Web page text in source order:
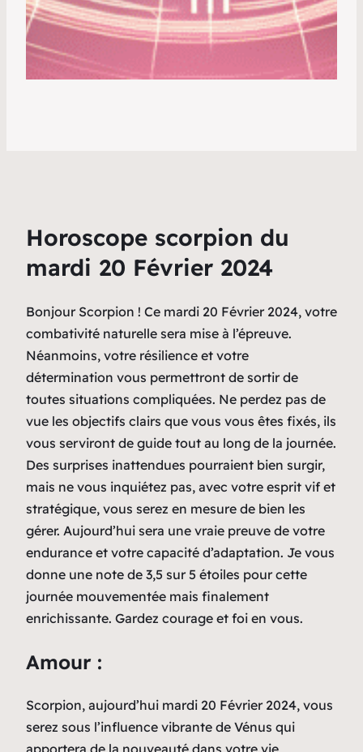
Horoscope scorpion du
mardi 20 Février 2024
Bonjour Scorpion ! Ce mardi 20 Février 2024, votre
combativité naturelle sera mise à l’épreuve.
Néanmoins, votre résilience et votre
détermination vous permettront de sortir de
toutes situations compliquées. Ne perdez pas de
vue les objectifs clairs que vous vous êtes fixés, ils
vous serviront de guide tout au long de la journée.
Des surprises inattendues pourraient bien surgir,
mais ne vous inquiétez pas, avec votre esprit vif et
stratégique, vous serez en mesure de bien les
gérer. Aujourd’hui sera une vraie preuve de votre
endurance et votre capacité d’adaptation. Je vous
donne une note de 3,5 sur 5 étoiles pour cette
journée mouvementée mais finalement
enrichissante. Gardez courage et foi en vous.
Amour :
Scorpion, aujourd’hui mardi 20 Février 2024, vous
serez sous l’influence vibrante de Vénus qui
apportera de la nouveauté dans votre vie